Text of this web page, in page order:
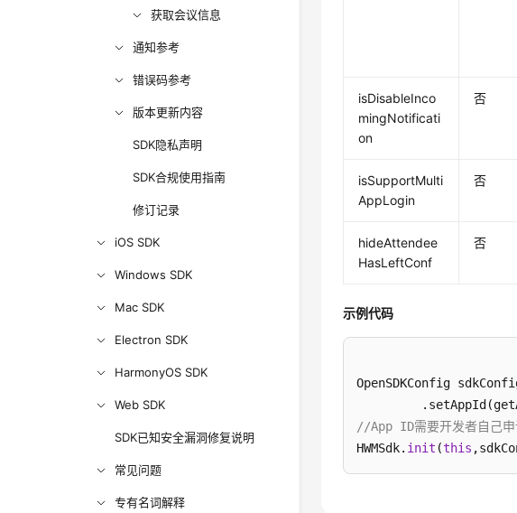
获取会议信息
通知参考
错误码参考
版本更新内容
SDK隐私声明
SDK合规使用指南
修订记录
iOS SDK
Windows SDK
Mac SDK
Electron SDK
HarmonyOS SDK
Web SDK
SDK已知安全漏洞修复说明
常见问题
专有名词解释
isDisableInco
mingNotificati
on
否
isSupportMulti
AppLogin
否
hideAttendee
HasLeftConf
否
示例代码
OpenSDKConfig
//App ID需要开发者自己
HWMSdk. init (this